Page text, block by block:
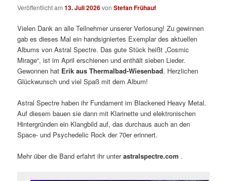
Veröffentlicht am13. Juli 2026vonStefan Frühauf
Vielen Dank an alle Teilnehmer unserer Verlosung! Zu gewinnen
gab es dieses Mal ein handsigniertes Exemplar des aktuellen
Albums von Astral Spectre. Das gute Stück heißt „Cosmic
Mirage“, ist im April erschienen und enthält sieben Lieder.
Gewonnen hat Erik aus Thermalbad-Wiesenbad. Herzlichen
Glückwunsch und viel Spaß mit dem Album!
Astral Spectre haben ihr Fundament im Blackened Heavy Metal.
Auf diesem bauen sie dann mit Klarinette und elektronischen
Hintergründen ein Klangbild auf, das durchaus auch an den
Space- und Psychedelic Rock der 70er erinnert.
Mehr über die Band erfahrt ihr unterastralspectre.com .